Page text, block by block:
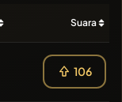
Suara
106